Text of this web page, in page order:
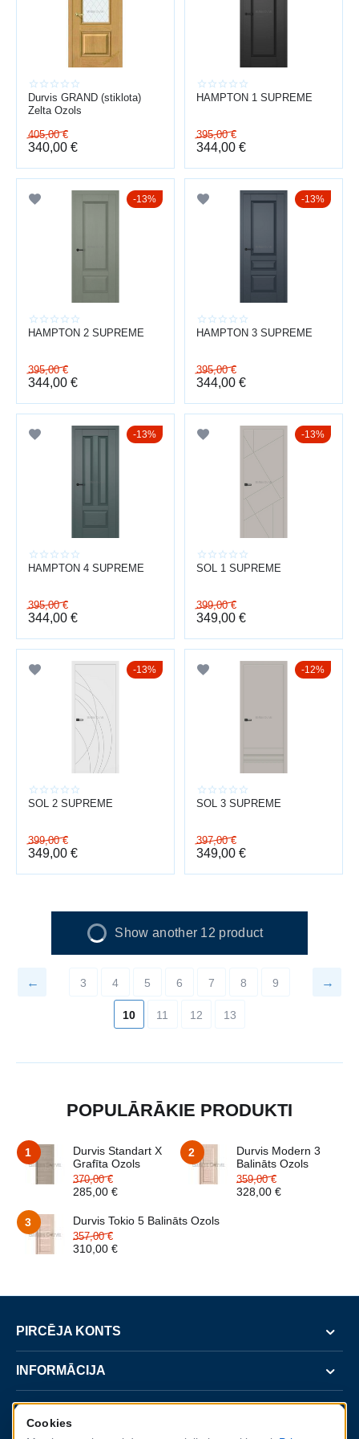
PRIEKŠROCĪBAS
telpu zonēšana
dizains un estētika
plaša izvēle
individuāli risinājumi
Durvis GRAND (stiklota)
Zelta Ozols
405,00 €
340,00 €
HAMPTON 1 SUPREME
395,00 €
344,00 €
13%
HAMPTON 2 SUPREME
395,00 €
344,00 €
13%
HAMPTON 3 SUPREME
395,00 €
344,00 €
13%
HAMPTON 4 SUPREME
395,00 €
344,00 €
13%
SOL 1 SUPREME
399,00 €
349,00 €
13%
SOL 2 SUPREME
399,00 €
349,00 €
12%
SOL 3 SUPREME
397,00 €
349,00 €
Show another 12 product
3 4 5 6 7 8 9
10 11 12 13
POPULĀRĀKIE PRODUKTI
1
Durvis Standart X
Grafīta Ozols
370,00 €
285,00 €
2
Durvis Modern 3
Balināts Ozols
359,00 €
328,00 €
3 Durvis Tokio 5 Balināts Ozols
357,00 €
310,00 €
PIRCĒJA KONTS
INFORMĀCIJA
SERVISS
Cookies